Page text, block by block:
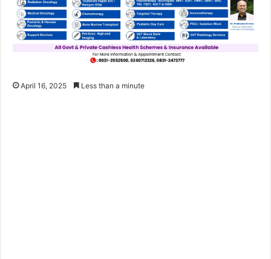
April 16, 2025 Less than a minute